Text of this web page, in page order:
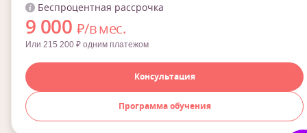
Беспроцентная рассрочка
9 000 ₽/в мес.
Или 215 200 ₽ одним платежом
Консультация
Программа обучения